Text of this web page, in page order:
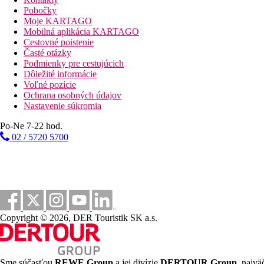
bazény
Bar pri bazéne
Ležadlá při bazéne
Slnečníky při bazéne
Fotogaléria
Pobočky
Moje KARTAGO
Mobilná aplikácia KARTAGO
Cestovné poistenie
Časté otázky
Podmienky pre cestujúcich
Dôležité informácie
Voľné pozície
Ochrana osobných údajov
Nastavenie súkromia
Po-Ne 7-22 hod.
02 / 5720 5700
Copyright © 2026, DER Touristik SK a.s.